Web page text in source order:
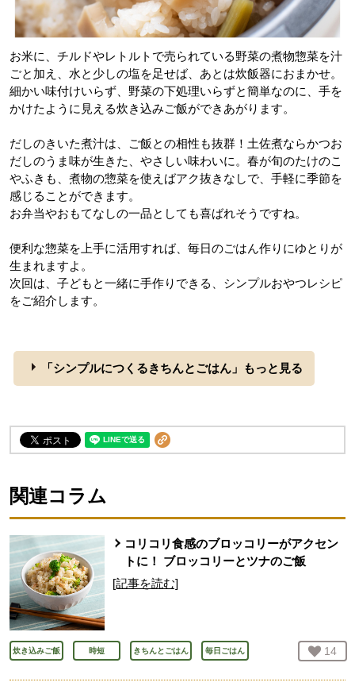
お米に、チルドやレトルトで売られている野菜の煮物惣菜を汁
ごと加え、水と少しの塩を足せば、あとは炊飯器におまかせ。
細かい味付けいらず、野菜の下処理いらずと簡単なのに、手を
かけたように見える炊き込みご飯ができあがります。
だしのきいた煮汁は、ご飯との相性も抜群！土佐煮ならかつお
だしのうま味が生きた、やさしい味わいに。春が旬のたけのこ
やふきも、煮物の惣菜を使えばアク抜きなしで、手軽に季節を
感じることができます。
お弁当やおもてなしの一品としても喜ばれそうですね。
便利な惣菜を上手に活用すれば、毎日のごはん作りにゆとりが
生まれますよ。
次回は、子どもと一緒に手作りできる、シンプルおやつレシピ
をご紹介します。
「シンプルにつくるきちんとごはん」もっと見る
関連コラム
コリコリ食感のブロッコリーがアクセン
トに！ ブロッコリーとツナのご飯
[記事を読む]
炊き込みご飯 時短 きちんとごはん 毎日ごはん お気
14